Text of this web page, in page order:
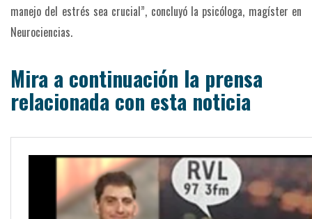
manejo del estrés sea crucial”, concluyó la psicóloga, magíster en
Neurociencias.
Mira a continuación la prensa
relacionada con esta noticia